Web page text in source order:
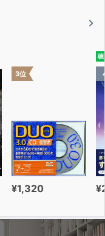
3位
¥1,320
聴